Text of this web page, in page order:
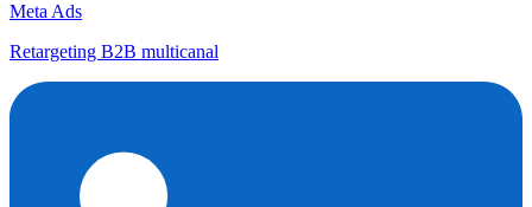
Meta Ads
Retargeting B2B multicanal